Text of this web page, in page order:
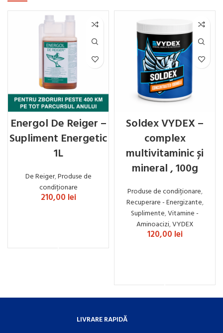
Energol De Reiger –
Supliment Energetic
1L
De Reiger,Produse de
condiționare
210,00 lei
Soldex VYDEX –
complex
multivitaminic și
mineral , 100g
Produse de condiționare,
Recuperare - Energizante,
Suplimente,Vitamine -
Aminoacizi,VYDEX
120,00 lei
LIVRARE RAPIDĂ